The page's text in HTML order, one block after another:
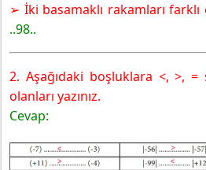
➢ İki basamaklı rakamları
..98..
2. Aşağıdaki boşluklara <, >,
olanları yazınız.
Cevap: